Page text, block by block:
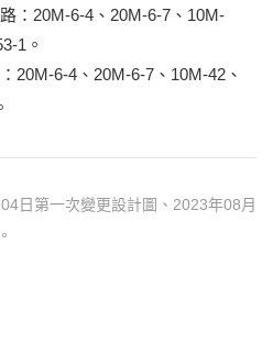
：20M-6-4、20M-6-7、10M-
1。
20M-6-4、20M-6-7、10M-42、
日第一次變更設計圖、2023年08月